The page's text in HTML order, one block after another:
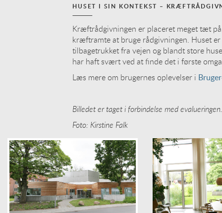
HUSET I SIN KONTEKST –
Kræftrådgivningen er placeret meget tæt
kræftramte at bruge rådgivningen. Huset
tilbagetrukket fra vejen og blandt store
har haft svært ved at finde det i første
Læs mere om brugernes oplevelser i
Billedet er taget i forbindelse med
Foto: Kirstine Falk